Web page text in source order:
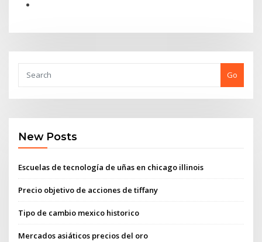
Go
New Posts
Escuelas de tecnología de uñas en chicago illinois
Precio objetivo de acciones de tiffany
Tipo de cambio mexico historico
Mercados asiáticos precios del oro